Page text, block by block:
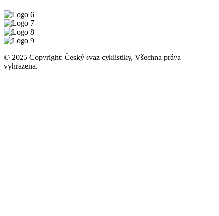
© 2025 Copyright: Český svaz cyklistiky, Všechna práva
vyhrazena.